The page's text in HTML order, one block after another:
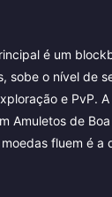
é um
sobe o nível de
e PvP.
Amuletos de
fluem é